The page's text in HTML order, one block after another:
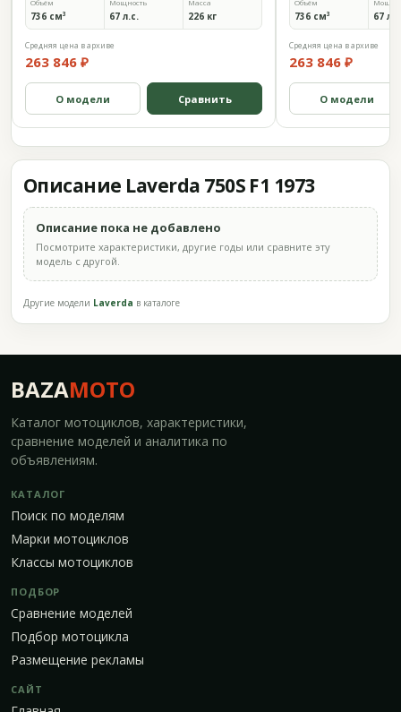
Объём
736 см³
Мощность
67 л.с.
Масса
226 кг
Средняя цена в архиве
263 846 ₽
О модели Сравнить
Объём
736 см³ 67
Средняя цена в архиве
263 846 ₽
О модели
Описание Laverda 750S F1 1973
Описание пока не добавлено
Посмотрите характеристики, другие годы или сравните эту
модель с другой.
Другие модели Laverda в каталоге
BAZAMOTO
Каталог мотоциклов, характеристики,
сравнение моделей и аналитика по
объявлениям.
КАТАЛОГ
Поиск по моделям
Марки мотоциклов
Классы мотоциклов
ПОДБОР
Сравнение моделей
Подбор мотоцикла
Размещение рекламы
САЙТ